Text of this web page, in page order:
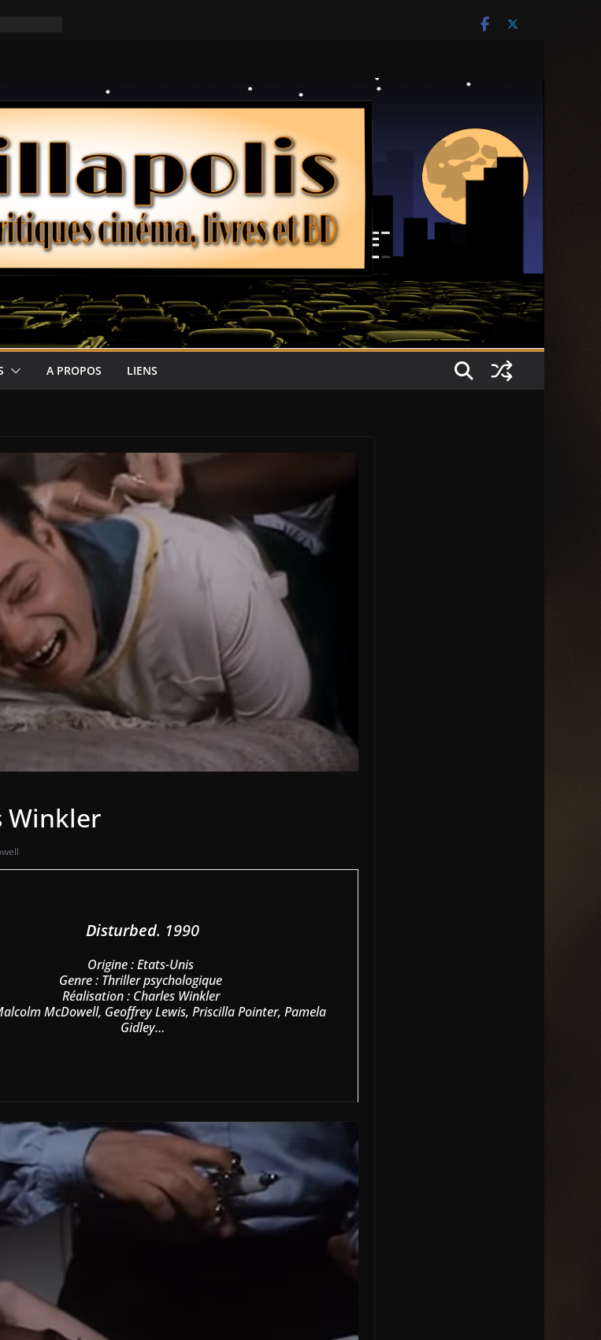
A PROPOS LIENS
Winkler
Disturbed. 1990
Origine : Etats-Unis
Genre : Thriller psychologique
Réalisation : Charles Winkler
McDowell, Geoffrey Lewis, Priscilla Pointer, Pamela
Gidley…